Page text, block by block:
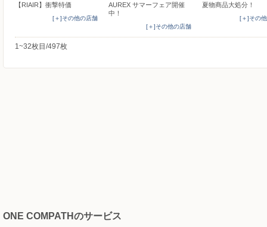
【RIAIR】衝撃特価
[＋]その他の店舗
AUREX サマーフェア開催
中！
[＋]その他の店舗
夏物商品大処分！
[＋]その
1~32枚目/497枚
ONE COMPATHのサービス